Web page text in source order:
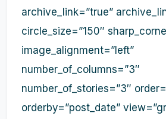
archive_link=”true”
circle_size=”150″
image_alignment=”left”
number_of_columns=”3″
number_of_stories=”3″
orderby=”post_date”